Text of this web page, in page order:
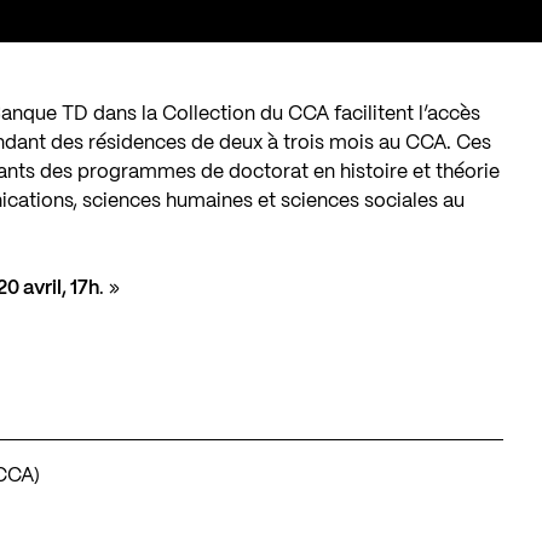
TD dans la Collection du CCA facilitent l’accès
des résidences de deux à trois mois au CCA. Ces
des programmes de doctorat en histoire et théorie
sciences humaines et sciences sociales au
avril, 17h. »